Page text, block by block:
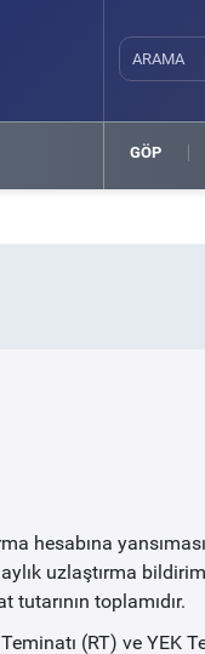
GÖP
hesabına
uzlaştırma
toplamıdır.
(RT) ve YEK